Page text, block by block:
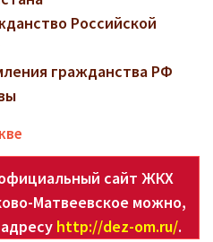
Российской
гражданства РФ
сайт ЖКХ
Матвеевское можно,
http://dez-om.ru/.